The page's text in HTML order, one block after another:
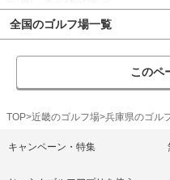
全国のゴルフ場一覧
このペ
TOP 近畿のゴルフ場 兵庫県のゴル
キャンペーン・特集